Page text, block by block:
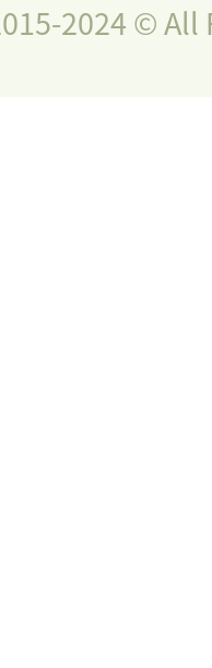
2024 © All